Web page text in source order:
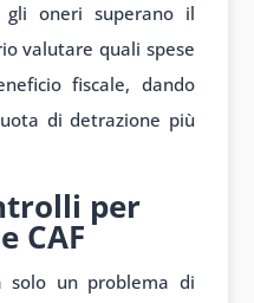
gli oneri superano il
valutare quali spese
fiscale, dando
di detrazione più
per
CAF
solo un problema di